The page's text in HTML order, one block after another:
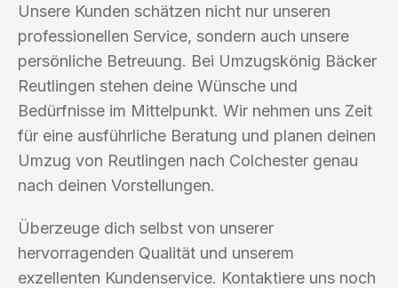
Unsere Kunden schätzen nicht nur unseren
professionellen Service, sondern auch unsere
persönliche Betreuung. Bei Umzugskönig Bäcker
Reutlingen stehen deine Wünsche und
Bedürfnisse im Mittelpunkt. Wir nehmen uns Zeit
für eine ausführliche Beratung und planen deinen
Umzug von Reutlingen nach Colchester genau
nach deinen Vorstellungen.
Überzeuge dich selbst von unserer
hervorragenden Qualität und unserem
exzellenten Kundenservice. Kontaktiere uns noch